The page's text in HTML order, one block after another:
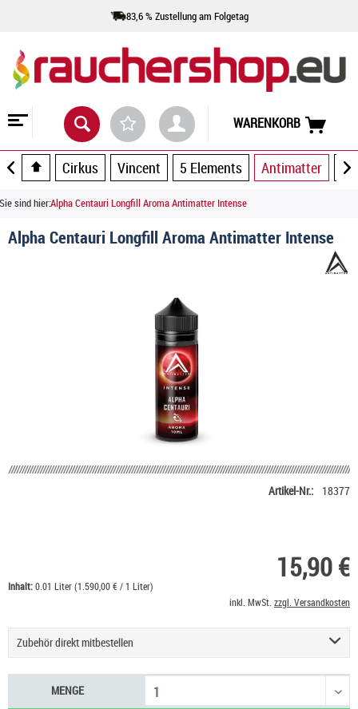
83,6 % Zustellung am Folgetag
WARENKORB
Cirkus Vincent 5 Elements Antimatter
Sie sind hier:Alpha Centauri Longfill Aroma Antimatter Intense
Alpha Centauri Longfill Aroma Antimatter Intense
Artikel-Nr.: 18377
15,90 €
Inhalt:0.01 Liter (1.590,00 € / 1 Liter)
inkl. MwSt. zzgl. Versandkosten
Zubehör direkt mitbestellen
Basis Liquid VPG (50/50) SC - 100 ml
53,90 €
Nikotin Shot 20 mg/ml UltraBio
6,50 €
MENGE